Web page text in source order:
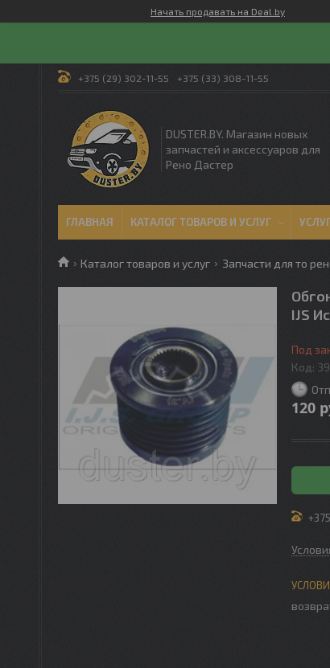
Начать продавать на Deal.by
+375 (29) 302-11-55 +375 (33) 308-11-55
DUSTER.BY. Магазин новых
запчастей и аксессуаров для
Рено Дастер
ГЛАВНАЯ КАТАЛОГ ТОВАРОВ И УСЛУГ
Каталог товаров и услуг Запчасти для то
IJS
Под
Код:
120